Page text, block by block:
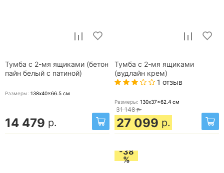
Тумба с 2-мя ящиками (бетон
пайн белый с патиной)
Размеры: 138x40x66.5 см
14 479 р.
Тумба с 2-мя ящиками
(вудлайн крем)
1 отзыв
Размеры: 130x37x62.4 см
31 148 р.
27 099 р.
-38
%